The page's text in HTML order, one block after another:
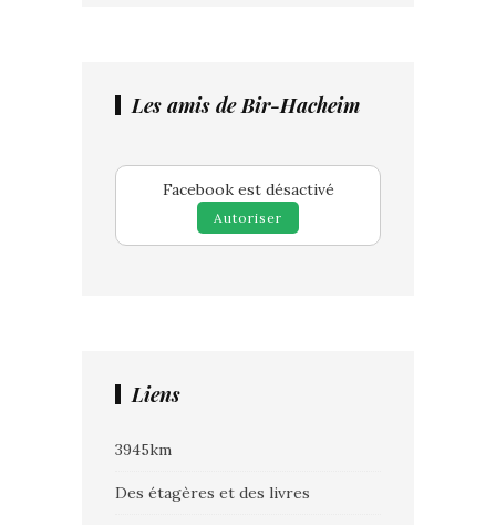
Les amis de Bir-Hacheim
Facebook est désactivé
Autoriser
Liens
3945km
Des étagères et des livres